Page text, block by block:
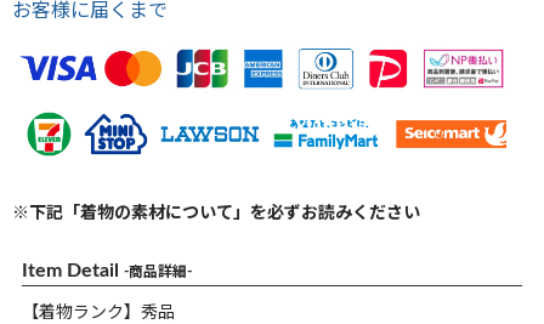
お客様に届くまで
※下記「着物の素材について」を必ずお読みください
Item Detail -商品詳細-
【着物ランク】秀品